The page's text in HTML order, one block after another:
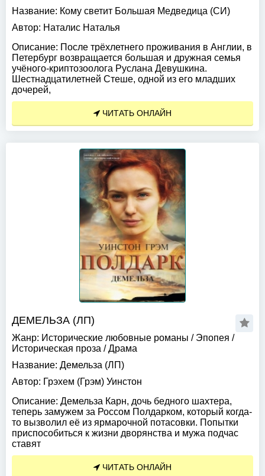
Название: Кому светит Большая Медведица (СИ)
Автор: Наталис Наталья
Описание: После трёхлетнего проживания в Англии, в
Петербург возвращается большая и дружная семья
учёного-криптозоолога Руслана Девушкина.
Шестнадцатилетней Стеше, одной из его младших
дочерей,
ЧИТАТЬ ОНЛАЙН
ДЕМЕЛЬЗА (ЛП)
Жанр: Исторические любовные романы / Эпопея /
Историческая проза /Драма
Название: Демельза (ЛП)
Автор: Грэхем (Грэм) Уинстон
Описание: Демельза Карн, дочь бедного шахтера,
теперь замужем за Россом Полдарком, который когда-
то вызволил её из ярмарочной потасовки. Попытки
приспособиться к жизни дворянства и мужа подчас
ставят
ЧИТАТЬ ОНЛАЙН